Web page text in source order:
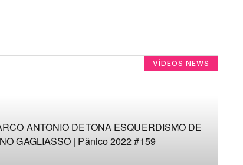
VÍDEOS NEWS